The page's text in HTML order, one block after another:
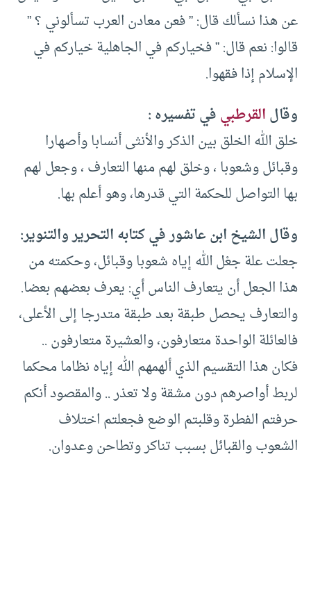
عن هذا نسألك قال: ” فعن معادن العرب تسألوني ؟ ”
قالوا: نعم قال: ” فخياركم في الجاهلية خياركم في
الإسلام إذا فقهوا.
وقالالقرطبيفي تفسيره :
خلق الله الخلق بين الذكر والأنثى أنسابا وأصهارا
وقبائل وشعوبا ، وخلق لهم منها التعارف ، وجعل لهم
بها التواصل للحكمة التي قدرها، وهو أعلم بها.
وقال الشيخ ابن عاشور في كتابه التحرير والتنوير:
جعلت علة جعْل الله إياه شعوبا وقبائل، وحكمته من
هذا الجعل أن يتعارف الناس أي: يعرف بعضهم بعضا.
والتعارف يحصل طبقة بعد طبقة متدرجا إلى الأعلى،
فالعائلة الواحدة متعارفون، والعشيرة متعارفون ..
فكان هذا التقسيم الذي ألهمهم الله إياه نظاما محكما
لربط أواصرهم دون مشقة ولا تعذر .. والمقصود أنكم
حرفتم الفطرة وقلبتم الوضع فجعلتم اختلاف
الشعوب والقبائل بسبب تناكر وتطاحن وعدوان.